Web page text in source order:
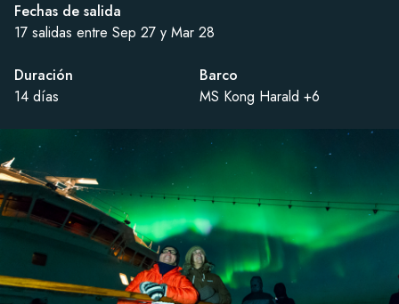
Fechas de salida
17 salidas entre Sep 27 y Mar 28
Duración
14 días
Barco
MS Kong Harald +6